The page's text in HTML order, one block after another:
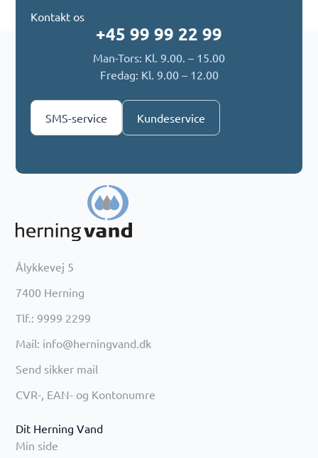
Kontakt os
+45 99 99 22 99
Man-Tors: Kl. 9.00. – 15.00
Fredag: Kl. 9.00 – 12.00
SMS-service Kundeservice
Ålykkevej 5
7400 Herning
Tlf.: 9999 2299
Mail: info@herningvand.dk
Send sikker mail
CVR-, EAN- og Kontonumre
Dit Herning Vand
Min side